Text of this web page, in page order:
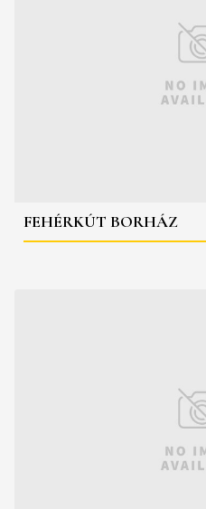
FEHÉRKÚT BORHÁZ